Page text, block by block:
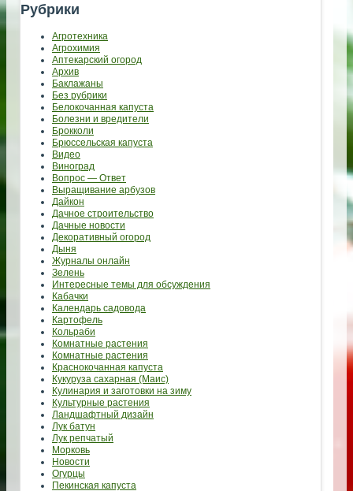
Рубрики
Агротехника
Агрохимия
Аптекарский огород
Архив
Баклажаны
Без рубрики
Белокочанная капуста
Болезни и вредители
Брокколи
Брюссельская капуста
Видео
Виноград
Вопрос — Ответ
Выращивание арбузов
Дайкон
Дачное строительство
Дачные новости
Декоративный огород
Дыня
Журналы онлайн
Зелень
Интересные темы для обсуждения
Кабачки
Календарь садовода
Картофель
Кольраби
Комнатные растения
Комнатные растения
Краснокочанная капуста
Кукуруза сахарная (Маис)
Кулинария и заготовки на зиму
Культурные растения
Ландшафтный дизайн
Лук батун
Лук репчатый
Морковь
Новости
Огурцы
Пекинская капуста